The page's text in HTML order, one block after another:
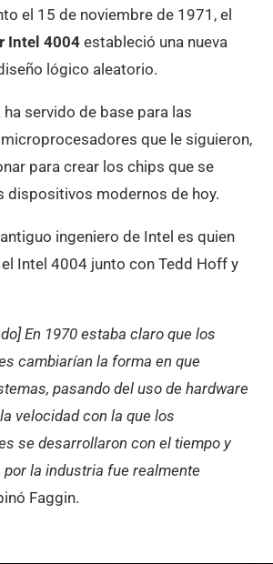
el 15 de noviembre de 1971, el
Intel 4004 estableció una nueva
lógico aleatorio.
servido de base para las
que le siguieron,
para crear los chips que se
dispositivos modernos de hoy.
ingeniero de Intel es quien
Intel 4004 junto con Tedd Hoff y
En 1970 estaba claro que los
cambiarían la forma en que
pasando del uso de hardware
velocidad con la que los
se desarrollaron con el tiempo y
la industria fue realmente
Faggin.